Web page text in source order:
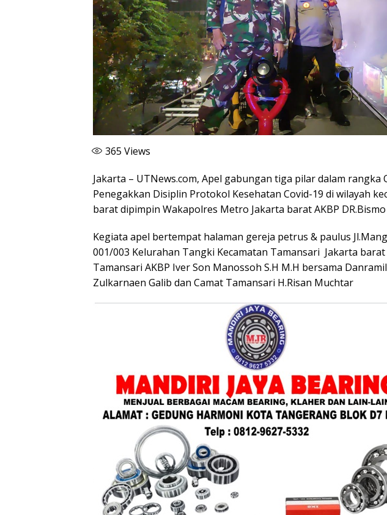
365 Views
Jakarta – UTNews.com, Apel gabungan tiga pilar dalam rangka
Penegakkan Disiplin Protokol Kesehatan Covid-19 di wilayah
barat dipimpin Wakapolres Metro Jakarta barat AKBP
Kegiata apel bertempat halaman gereja petrus & paulus
001/003 Kelurahan Tangki Kecamatan Tamansari Jakarta
Tamansari AKBP Iver Son Manossoh S.H M.H bersama
Zulkarnaen Galib dan Camat Tamansari H.Risan Muchtar